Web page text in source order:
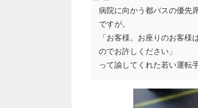
病院に向かう都バスの優先
ですが。
「お客様。お座りのお客
のでお許しください」
って諭してくれた若い運転